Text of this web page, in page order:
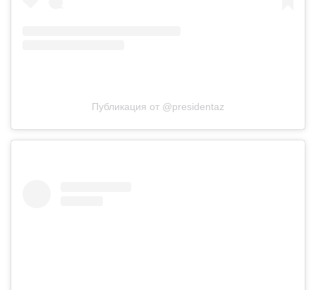
Публикация от @presidentaz